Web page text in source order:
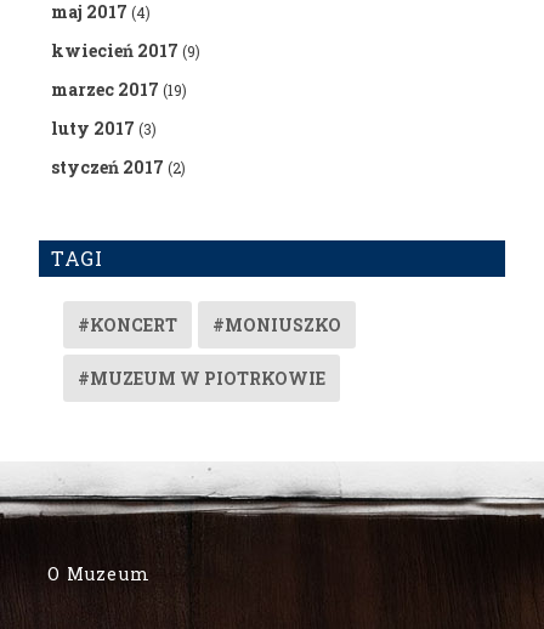
maj 2017 (4)
kwiecień 2017 (9)
marzec 2017 (19)
luty 2017 (3)
styczeń 2017 (2)
TAGI
#KONCERT #MONIUSZKO
#MUZEUM W PIOTRKOWIE
O Muzeum